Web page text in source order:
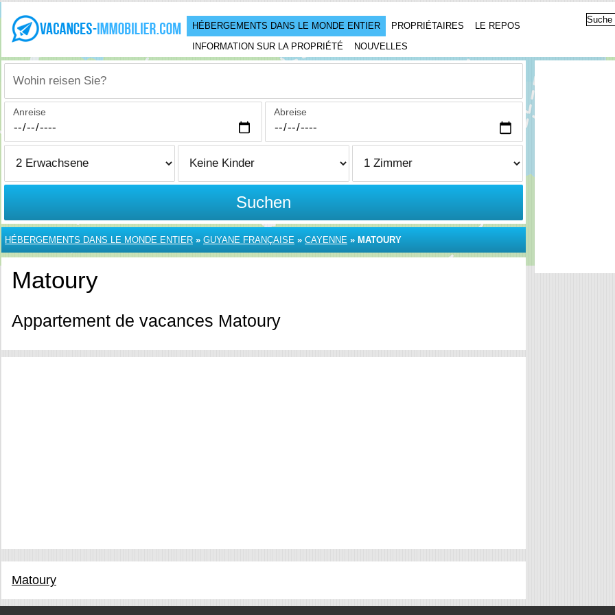
HÉBERGEMENTS DANS LE MONDE ENTIER PROPRIÉTAIRES
LE REPOS
INFORMATION SUR LA PROPRIÉTÉ
NOUVELLES
Wohin reisen Sie?
Anreise Abreise
Suchen
HÉBERGEMENTS DANS LE MONDE ENTIER » GUYANE FRANÇAISE » CAYENNE » MATOURY
Matoury
Appartement de vacances Matoury
Matoury